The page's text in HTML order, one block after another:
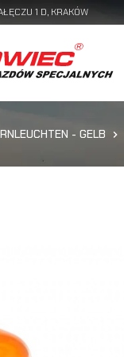
1 D, KRAKÓW
- GELB